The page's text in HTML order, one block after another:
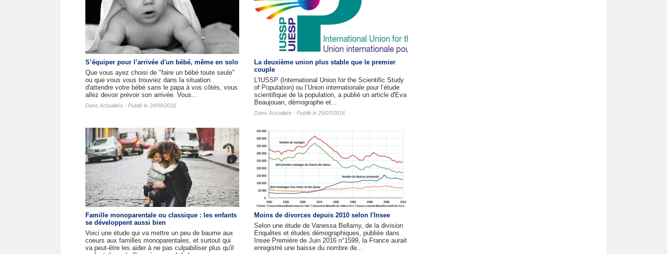
S’équiper pour l’arrivée d'un bébé, même en solo
Que vous ayez choisi de "faire un bébé toute seule"
ou que vous vous trouviez dans la situation
d'attendre votre bébé sans le papa à vos côtés, vous
allez devoir prévoir son arrivée. Vous...
Dans Actualités - Publié le 29/09/2016
La deuxième union plus stable que le premier
couple
L'IUSSP (International Union for the Scientific Study
of Population) ou l’Union internationale pour l’étude
scientifique de la population, a publié un article d'Eva
Beaujouan, démographe et...
Dans Actualités - Publié le 25/07/2016
Famille monoparentale ou classique : les enfants
se développent aussi bien
Voici une étude qui va mettre un peu de baume aux
coeurs aux familles monoparentales, et surtout qui
va peut-être les aider à ne pas culpabiliser plus qu'il
Moins de divorces depuis 2010 selon l'Insee
Selon une étude de Vanessa Bellamy, de la division
Enquêtes et études démographiques, publiée dans
Insee Première de Juin 2016 n°1599, la France aurait
enregistré une baisse du nombre de...